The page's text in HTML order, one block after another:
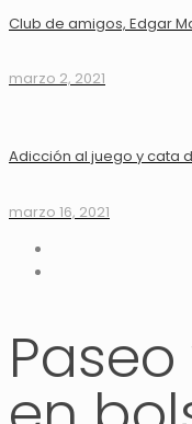
Club de amigos, Edgar
marzo 2, 2021
Adicción al juego y cata
marzo 16, 2021